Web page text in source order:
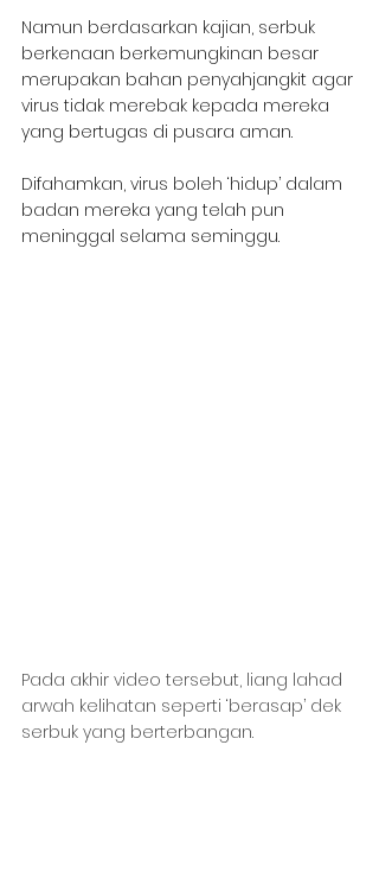
Namun berdasarkan kajian, serbuk
berkenaan berkemungkinan besar
merupakan bahan penyahjangkit agar
virus tidak merebak kepada mereka
yang bertugas di pusara aman.
Difahamkan, virus boleh ‘hidup’ dalam
badan mereka yang telah pun
meninggal selama seminggu.
Pada akhir video tersebut, liang lahad
arwah kelihatan seperti ‘berasap’ dek
serbuk yang berterbangan.